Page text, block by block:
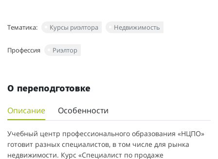
Тематика: Курсы риэлтора Недвижимость
Профессия Риэлтор
О переподготовке
Описание Особенности
Учебный центр профессионального образования «НЦПО»
готовит разных специалистов, в том числе для рынка
недвижимости. Курс «Специалист по продаже